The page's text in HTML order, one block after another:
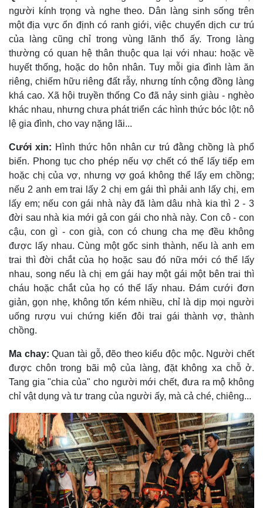
người kính trọng và nghe theo. Dân làng sinh sống trên
một địa vực ổn định có ranh giới, việc chuyển dịch cư trú
của làng cũng chỉ trong vùng lãnh thổ ấy. Trong làng
thường có quan hệ thân thuộc qua lại với nhau: hoặc về
huyết thống, hoặc do hôn nhân. Tuy mỗi gia đình làm ăn
riêng, chiếm hữu riêng đất rẫy, nhưng tính cộng đồng làng
khá cao. Xã hội truyền thống Co đã nảy sinh giàu - nghèo
khác nhau, nhưng chưa phát triển các hình thức bóc lột: nô
lệ gia đình, cho vay nặng lãi...
Cưới xin: Hình thức hôn nhân cư trú đằng chồng là phổ
biến. Phong tục cho phép nếu vợ chết có thể lấy tiếp em
hoặc chị của vợ, nhưng vợ goá không thể lấy em chồng;
nếu 2 anh em trai lấy 2 chị em gái thì phải anh lấy chị, em
lấy em; nếu con gái nhà này đã làm dâu nhà kia thì 2 - 3
đời sau nhà kia mới gả con gái cho nhà này. Con cô - con
cậu, con gì - con già, con có chung cha mẹ đều không
được lấy nhau. Cùng một gốc sinh thành, nếu là anh em
trai thì đời chắt của họ hoặc sau đó nữa mới có thể lấy
nhau, song nếu là chị em gái hay một gái một bên trai thì
cháu hoặc chắt của họ có thể lấy nhau. Ðám cưới đơn
giản, gọn nhẹ, không tốn kém nhiều, chỉ là dịp mọi người
uống rượu vui chứng kiến đôi trai gái thành vợ, thành
chồng.
Ma chay: Quan tài gỗ, đẽo theo kiểu độc mộc. Người chết
được chôn trong bãi mộ của làng, đặt không xa chỗ ở.
Tang gia "chia của" cho người mới chết, đưa ra mộ không
chỉ vật dụng và tư trang của người ấy, mà cả ché, chiêng...